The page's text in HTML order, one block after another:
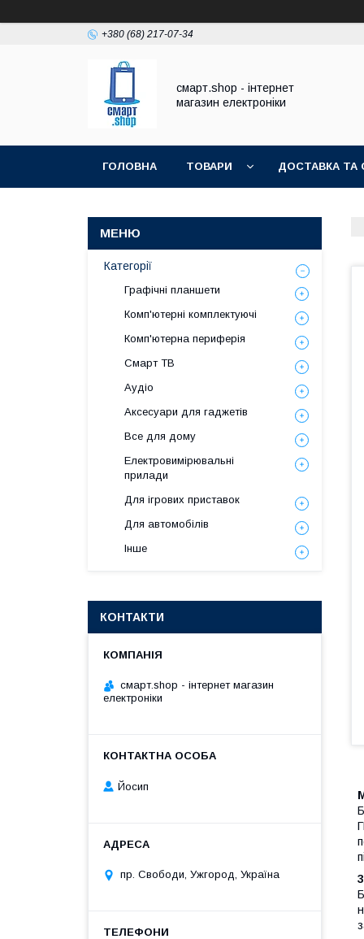
+380 (68) 217-07-34
смарт.shop - інтернет
магазин електроніки
ГОЛОВНА ТОВАРИ ДОСТАВКА ТА
Категорії
Графічні планшети
Комп'ютерні комплектуючі
Комп'ютерна периферія
Смарт ТВ
Аудіо
Аксесуари для гаджетів
Все для дому
Електровимірювальні
прилади
Для ігрових приставок
Для автомобілів
Інше
КОНТАКТИ
смарт.shop - інтернет магазин
електроніки
Йосип
пр. Свободи, Ужгород, Україна